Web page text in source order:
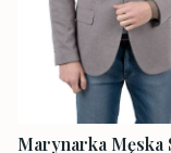
Marynarka Męska